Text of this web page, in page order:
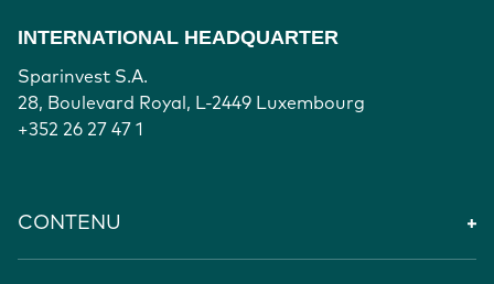
INTERNATIONAL HEADQUARTER
Sparinvest S.A.
28, Boulevard Royal, L-2449 Luxembourg
+352 26 27 47 1
CONTENU